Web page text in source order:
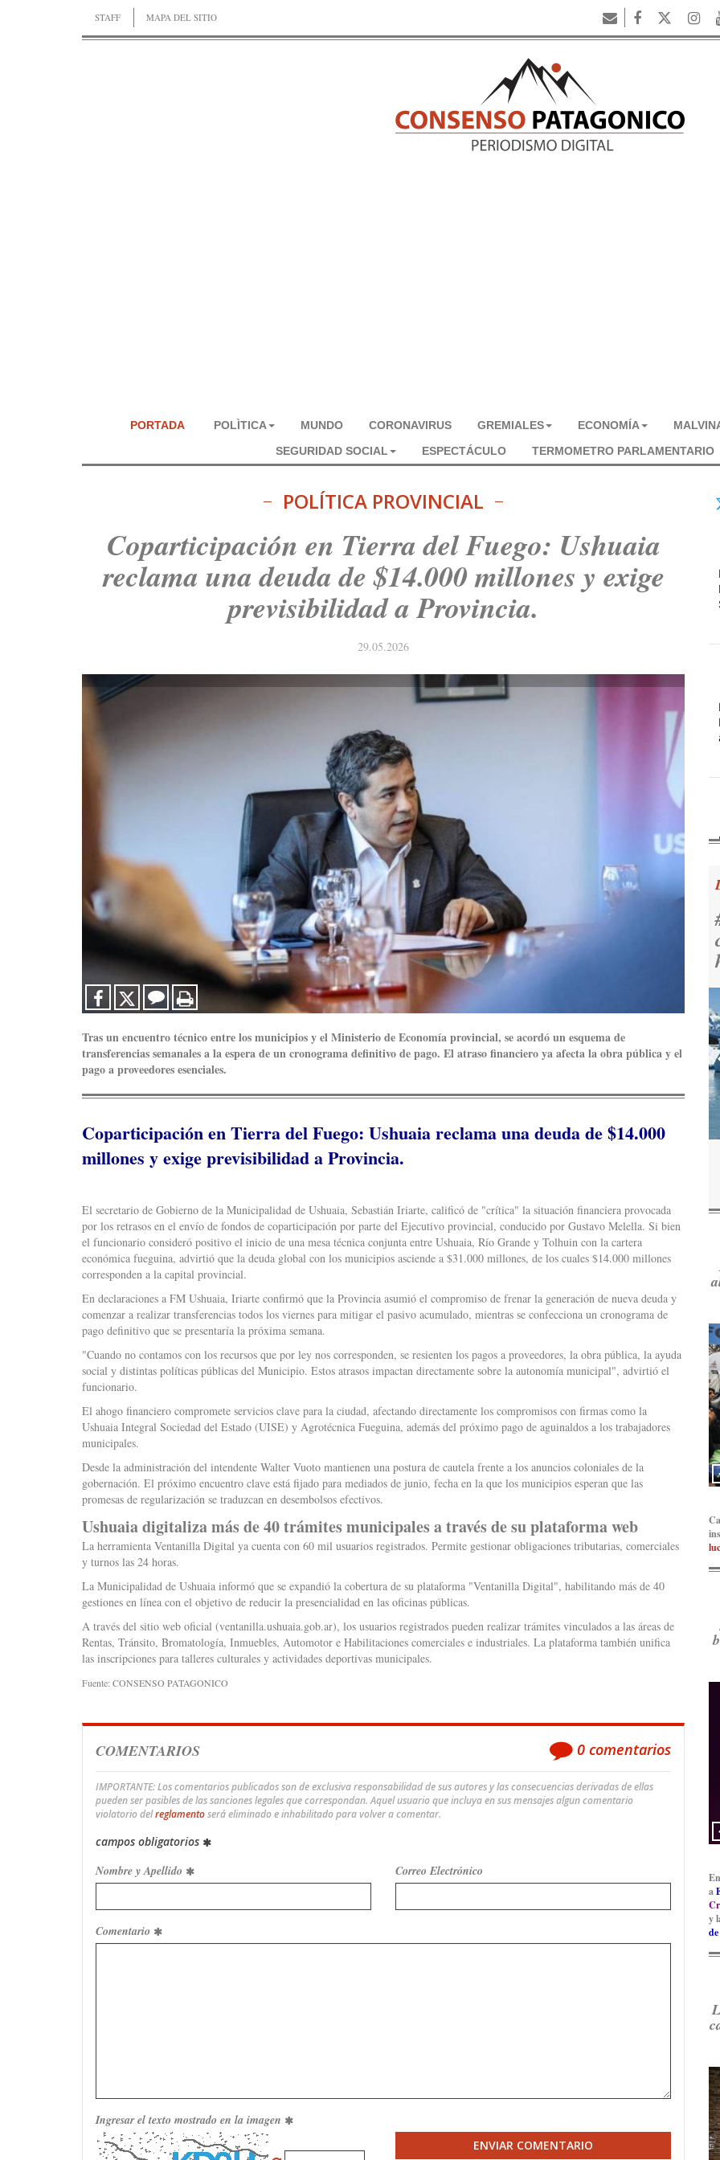
STAFF MAPA DEL SITIO
PORTADA POLÌTICA MUNDO CORONAVIRUS GREMIALES ECONOMÍA
SEGURIDAD SOCIAL
ESPECTÁCULO TERMOMETRO PARLAMENTARIO
POLÍTICA PROVINCIAL
Coparticipación en Tierra del Fuego: Ushuaia
reclama una deuda de $14.000 millones y exige
previsibilidad a Provincia.
29.05.2026
Tras un encuentro técnico entre los municipios y el Ministerio de Economía provincial, se acordó un esquema de
transferencias semanales a la espera de un cronograma definitivo de pago. El atraso financiero ya afecta la obra pública y el
pago a proveedores esenciales.
Coparticipación en Tierra del Fuego: Ushuaia reclama una deuda de $14.000
millones y exige previsibilidad a Provincia.
El secretario de Gobierno de la Municipalidad de Ushuaia, Sebastián Iriarte, calificó de "crítica" la situación financiera provocada
por los retrasos en el envío de fondos de coparticipación por parte del Ejecutivo provincial, conducido por Gustavo Melella. Si bien
el funcionario consideró positivo el inicio de una mesa técnica conjunta entre Ushuaia, Río Grande y Tolhuin con la cartera
económica fueguina, advirtió que la deuda global con los municipios asciende a $31.000 millones, de los cuales $14.000 millones
corresponden a la capital provincial.
En declaraciones a FM Ushuaia, Iriarte confirmó que la Provincia asumió el compromiso de frenar la generación de nueva deuda y
comenzar a realizar transferencias todos los viernes para mitigar el pasivo acumulado, mientras se confecciona un cronograma de
pago definitivo que se presentaría la próxima semana.
"Cuando no contamos con los recursos que por ley nos corresponden, se resienten los pagos a proveedores, la obra pública, la ayuda
social y distintas políticas públicas del Municipio. Estos atrasos impactan directamente sobre la autonomía municipal", advirtió el
funcionario.
El ahogo financiero compromete servicios clave para la ciudad, afectando directamente los compromisos con firmas como la
Ushuaia Integral Sociedad del Estado (UISE) y Agrotécnica Fueguina, además del próximo pago de aguinaldos a los trabajadores
municipales.
Desde la administración del intendente Walter Vuoto mantienen una postura de cautela frente a los anuncios coloniales de la
gobernación. El próximo encuentro clave está fijado para mediados de junio, fecha en la que los municipios esperan que las
promesas de regularización se traduzcan en desembolsos efectivos.
Ushuaia digitaliza más de 40 trámites municipales a través de su plataforma web
La herramienta Ventanilla Digital ya cuenta con 60 mil usuarios registrados. Permite gestionar obligaciones tributarias, comerciales
y turnos las 24 horas.
La Municipalidad de Ushuaia informó que se expandió la cobertura de su plataforma "Ventanilla Digital", habilitando más de 40
gestiones en línea con el objetivo de reducir la presencialidad en las oficinas públicas.
A través del sitio web oficial (ventanilla.ushuaia.gob.ar), los usuarios registrados pueden realizar trámites vinculados a las áreas de
Rentas, Tránsito, Bromatología, Inmuebles, Automotor e Habilitaciones comerciales e industriales. La plataforma también unifica
las inscripciones para talleres culturales y actividades deportivas municipales.
Fuente: CONSENSO PATAGONICO
COMENTARIOS 0 comentarios
IMPORTANTE: Los comentarios publicados son de exclusiva responsabilidad de sus autores y las consecuencias derivadas de ellas
pueden ser pasibles de las sanciones legales que correspondan. Aquel usuario que incluya en sus mensajes algun comentario
violatorio delreglamentoserá eliminado e inhabilitado para volver a comentar.
campos obligatorios
Nombre y Apellido Correo Electrónico
Comentario
Ingresar el texto mostrado en la imagen
ENVIAR COMENTARIO
a
y